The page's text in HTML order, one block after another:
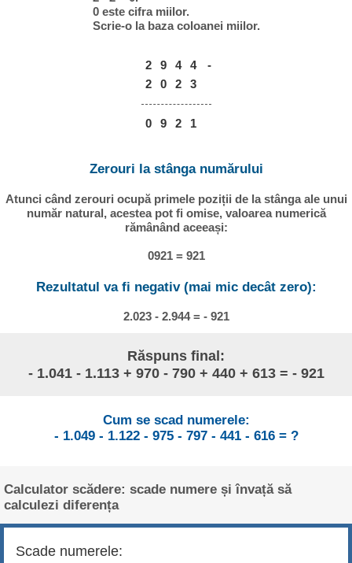
0 este cifra miilor.
Scrie-o la baza coloanei miilor.
2 9 4 4
-
2
0 2 3
0 9 2 1
Zerouri la stânga numărului
Atunci când zerouri ocupă primele poziții de la stânga ale unui
număr natural, acestea pot fi omise, valoarea numerică
rămânând aceeași:
0921 = 921
Rezultatul va fi negativ (mai mic decât zero):
2.023 - 2.944 = - 921
Răspuns final:
- 1.041 - 1.113 + 970 - 790 + 440 + 613 = - 921
Cum se scad numerele:
- 1.049 - 1.122 - 975 - 797 - 441 - 616 = ?
Calculator scădere: scade numere și învață să
calculezi diferența
Scade numerele: